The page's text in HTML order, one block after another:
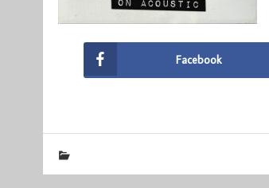
Facebook